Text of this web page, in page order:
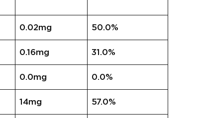
0.02mg 50.0%
0.16mg 31.0%
0.0mg 0.0%
14mg 57.0%